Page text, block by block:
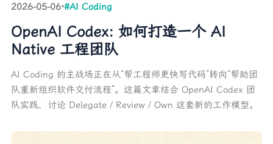
2026-05-06·#AI Coding
OpenAI Codex: 如何打造一个 AI
Native 工程团队
AI Coding 的主战场正在从“帮工程师更快写代码”转向“帮助团
队重新组织软件交付流程”。这篇文章结合 OpenAI Codex 团
队实践，讨论 Delegate / Review / Own 这套新的工作模型。